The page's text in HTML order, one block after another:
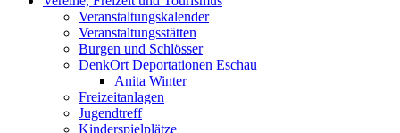
Veranstaltungskalender
Veranstaltungsstätten
Burgen und Schlösser
DenkOrt Deportationen Eschau
Anita Winter
Freizeitanlagen
Jugendtreff
Kinderspielplätze